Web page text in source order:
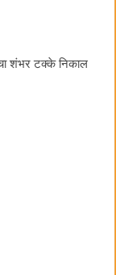
शंभर टक्के निकाल